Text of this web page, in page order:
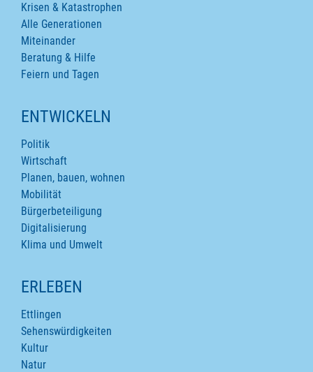
Krisen & Katastrophen
Alle Generationen
Miteinander
Beratung & Hilfe
Feiern und Tagen
ENTWICKELN
Politik
Wirtschaft
Planen, bauen, wohnen
Mobilität
Bürgerbeteiligung
Digitalisierung
Klima und Umwelt
ERLEBEN
Ettlingen
Sehenswürdigkeiten
Kultur
Natur